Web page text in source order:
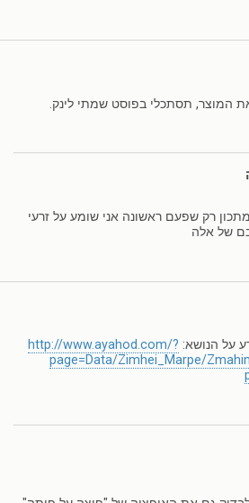
המוצר, תסתכלי בפוסט שמתי לינק.
רק שפעם ראשונה אני שומע על זרעי
של אלה
על הנושא: http://www.ayahod.com/?
page=Data/Zimhei_Marpe/